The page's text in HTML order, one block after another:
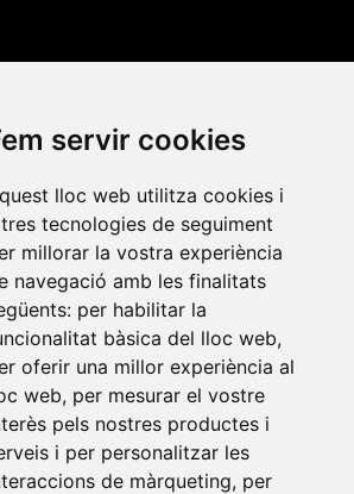
servir cookies
lloc web utilitza cookies i
tecnologies de seguiment
millorar la vostra experiència
navegació amb les finalitats
per habilitar la
bàsica del lloc web,
oferir una millor experiència al
web, per mesurar el vostre
pels nostres productes i
i per personalitzar les
de màrqueting, per
d'Universitats
I, local 10
Baynat, s/n
de la Plana